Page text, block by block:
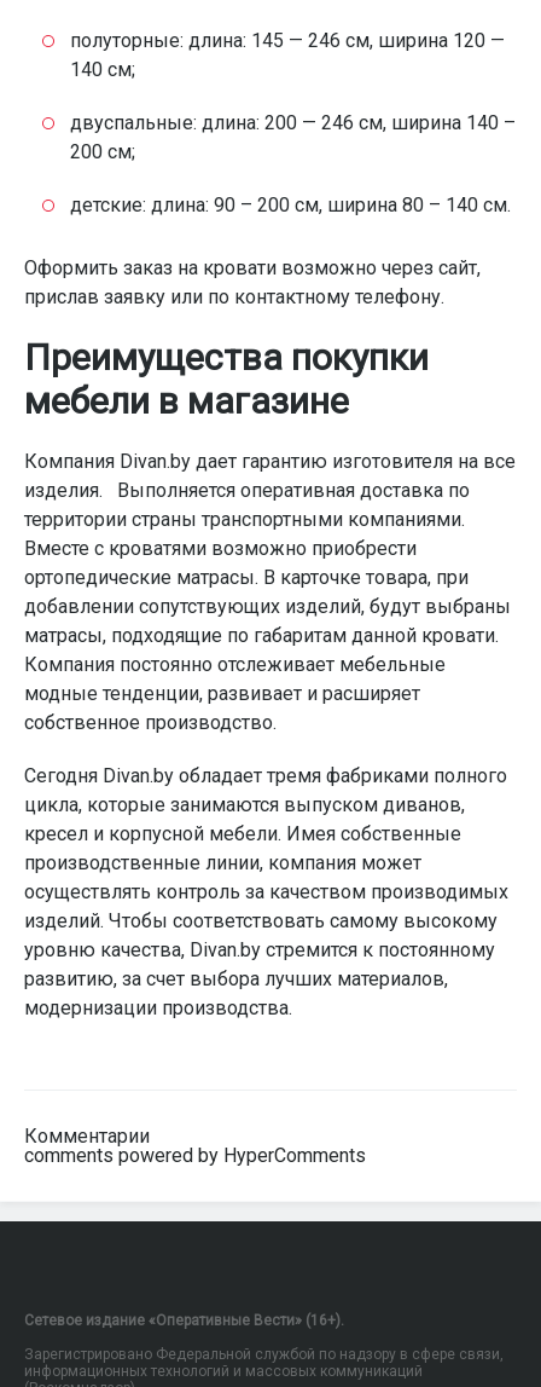
полуторные: длина: 145 — 246 см, ширина 120 —
140 см;
двуспальные: длина: 200 — 246 см, ширина 140 –
200 см;
детские: длина: 90 – 200 см, ширина 80 – 140 см.
Оформить заказ на кровати возможно через сайт,
прислав заявку или по контактному телефону.
Преимущества покупки
мебели в магазине
Компания Divan.by дает гарантию изготовителя на все
изделия. Выполняется оперативная доставка по
территории страны транспортными компаниями.
Вместе с кроватями возможно приобрести
ортопедические матрасы. В карточке товара, при
добавлении сопутствующих изделий, будут выбраны
матрасы, подходящие по габаритам данной кровати.
Компания постоянно отслеживает мебельные
модные тенденции, развивает и расширяет
собственное производство.
Сегодня Divan.by обладает тремя фабриками полного
цикла, которые занимаются выпуском диванов,
кресел и корпусной мебели. Имея собственные
производственные линии, компания может
осуществлять контроль за качеством производимых
изделий. Чтобы соответствовать самому высокому
уровню качества, Divan.by стремится к постоянному
развитию, за счет выбора лучших материалов,
модернизации производства.
Комментарии
comments powered by HyperComments
Сетевое издание «Оперативные Вести» (16+).
Зарегистрировано Федеральной службой по надзору в сфере связи,
информационных технологий и массовых коммуникаций